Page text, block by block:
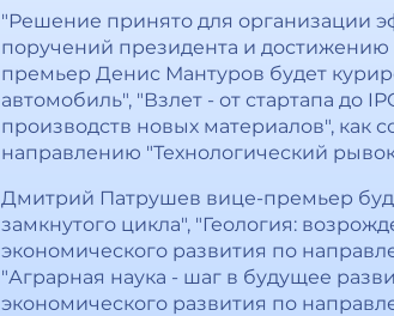
"Решение принято для организации
поручений президента и
премьер Денис Мантуров будет
автомобиль", "Взлет - от стартапа до
производств новых материалов", как
направлению "Технологический
Дмитрий Патрушев вице-премьер
замкнутого цикла", "Геология:
экономического развития по
"Аграрная наука - шаг в будущее
экономического развития по